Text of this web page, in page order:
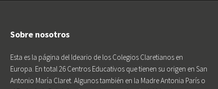
Sobre nosotros
Esta es la página del Ideario de los Colegios Claretianos en
Europa. En total 26 Centros Educativos que tienen su origen en San
Antonio María Claret. Algunos también en la Madre Antonia París o